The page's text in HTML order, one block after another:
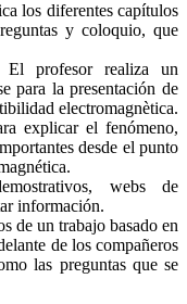
los diferentes capítulos
y coloquio, que
El profesor realiza un
para la presentación de
electromagnètica.
explicar el fenómeno,
desde el punto
webs de
información.
de un trabajo basado en
de los compañeros
las preguntas que se